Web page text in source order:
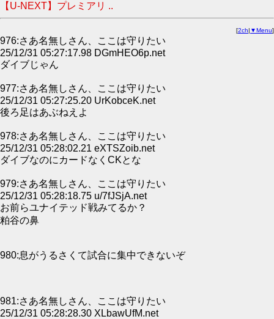
【U-NEXT】プレミアリ ..
[2ch| ▼Menu]
976:さあ名無しさん、ここは守りたい
25/12/31 05:27:17.98 DGmHEO6p.net
ダイブじゃん
977:さあ名無しさん、ここは守りたい
25/12/31 05:27:25.20 UrKobceK.net
後ろ足はあぶねえよ
978:さあ名無しさん、ここは守りたい
25/12/31 05:28:02.21 eXTSZoib.net
ダイブなのにカードなくCKとな
979:さあ名無しさん、ここは守りたい
25/12/31 05:28:18.75 u/7fJSjA.net
お前らユナイテッド戦みてるか？
粕谷の鼻
980:息がうるさくて試合に集中できないぞ
981:さあ名無しさん、ここは守りたい
25/12/31 05:28:28.30 XLbawUfM.net